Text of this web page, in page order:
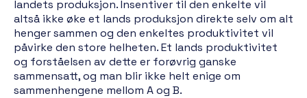
landets produksjon. Insentiver til den enkelte vil
altså ikke øke et lands produksjon direkte selv om alt
henger sammen og den enkeltes produktivitet vil
påvirke den store helheten. Et lands produktivitet
og forståelsen av dette er forøvrig ganske
sammensatt, og man blir ikke helt enige om
sammenhengene mellom A og B.